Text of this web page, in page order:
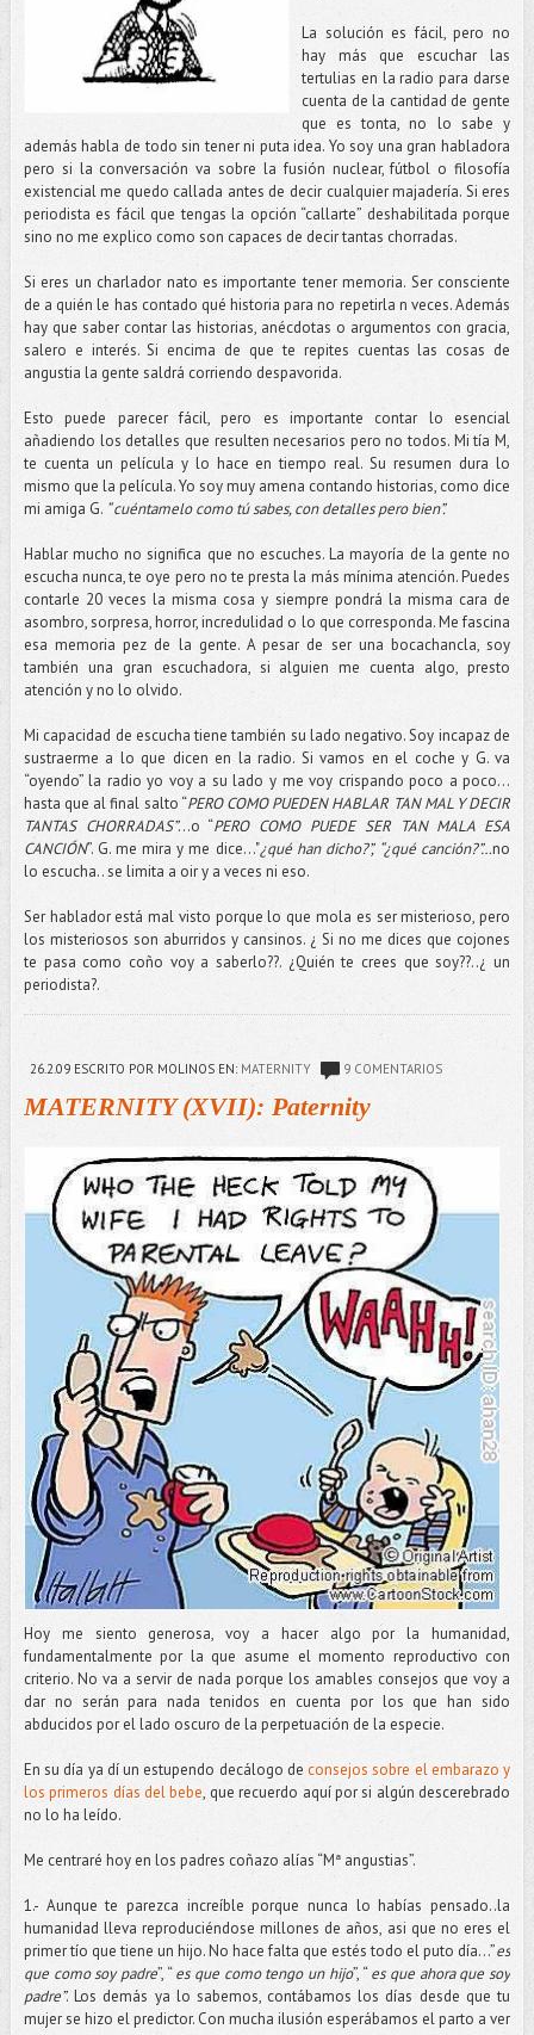
La solución es fácil, pero no
hay más que escuchar las
tertulias en la radio para darse
cuenta de la cantidad de gente
que es tonta, no lo sabe y
además habla de todo sin tener ni puta idea. Yo soy una gran habladora
pero si la conversación va sobre la fusión nuclear, fútbol o filosofía
existencial me quedo callada antes de decir cualquier majadería. Si eres
periodista es fácil que tengas la opción “callarte” deshabilitada porque
sino no me explico como son capaces de decir tantas chorradas.
Si eres un charlador nato es importante tener memoria. Ser consciente
de a quién le has contado qué historia para no repetirla n veces. Además
hay que saber contar las historias, anécdotas o argumentos con gracia,
salero e interés. Si encima de que te repites cuentas las cosas de
angustia la gente saldrá corriendo despavorida.
Esto puede parecer fácil, pero es importante contar lo esencial
añadiendo los detalles que resulten necesarios pero no todos. Mi tía M,
te cuenta un película y lo hace en tiempo real. Su resumen dura lo
mismo que la película. Yo soy muy amena contando historias, como dice
mi amiga G. “ cuéntamelo como tú sabes, con detalles pero bien”.
Hablar mucho no significa que no escuches. La mayoría de la gente no
escucha nunca, te oye pero no te presta la más mínima atención. Puedes
contarle 20 veces la misma cosa y siempre pondrá la misma cara de
asombro, sorpresa, horror, incredulidad o lo que corresponda. Me fascina
esa memoria pez de la gente. A pesar de ser una bocachancla, soy
también una gran escuchadora, si alguien me cuenta algo, presto
atención y no lo olvido.
Mi capacidad de escucha tiene también su lado negativo. Soy incapaz de
sustraerme a lo que dicen en la radio. Si vamos en el coche y G. va
“oyendo” la radio yo voy a su lado y me voy crispando poco a poco…
hasta que al final salto “PERO COMO PUEDEN HABLAR TAN MAL Y DECIR
TANTAS CHORRADAS”…o “PERO COMO PUEDE SER TAN MALA ESA
CANCIÓN”. G. me mira y me dice…"¿qué han dicho?”, “¿qué canción?”…no
lo escucha.. se limita a oir y a veces ni eso.
Ser hablador está mal visto porque lo que mola es ser misterioso, pero
los misteriosos son aburridos y cansinos. ¿ Si no me dices que cojones
te pasa como coño voy a saberlo??. ¿Quién te crees que soy??..¿ un
periodista?.
26.2.09ESCRITO POR MOLINOS EN: MATERNITY 9 COMENTARIOS
MATERNITY (XVII): Paternity
Hoy me siento generosa, voy a hacer algo por la humanidad,
fundamentalmente por la que asume el momento reproductivo con
criterio. No va a servir de nada porque los amables consejos que voy a
dar no serán para nada tenidos en cuenta por los que han sido
abducidos por el lado oscuro de la perpetuación de la especie.
En su día ya dí un estupendo decálogo deconsejos sobre el embarazo y
los primeros días del bebe, que recuerdo aquí por si algún descerebrado
no lo ha leído.
Me centraré hoy en los padres coñazo alías “Mª angustias”.
1.- Aunque te parezca increíble porque nunca lo habías pensado..la
humanidad lleva reproduciéndose millones de años, asi que no eres el
primer tío que tiene un hijo. No hace falta que estés todo el puto día…”es
que como soy padre”, “es que como tengo un hijo”, “es que ahora que soy
padre”. Los demás ya lo sabemos, contábamos los días desde que tu
mujer se hizo el predictor. Con mucha ilusión esperábamos el parto a ver